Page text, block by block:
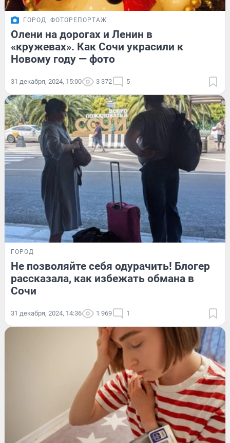
ГОРОД ФОТОРЕПОРТАЖ
Олени на дорогах и Ленин в
«кружевах». Как Сочи украсили к
Новому году — фото
31 декабря, 2024, 15:00 3 372 5
ГОРОД
Не позволяйте себя одурачить! Блогер
рассказала, как избежать обмана в
Сочи
31 декабря, 2024, 14:36 1 969 1